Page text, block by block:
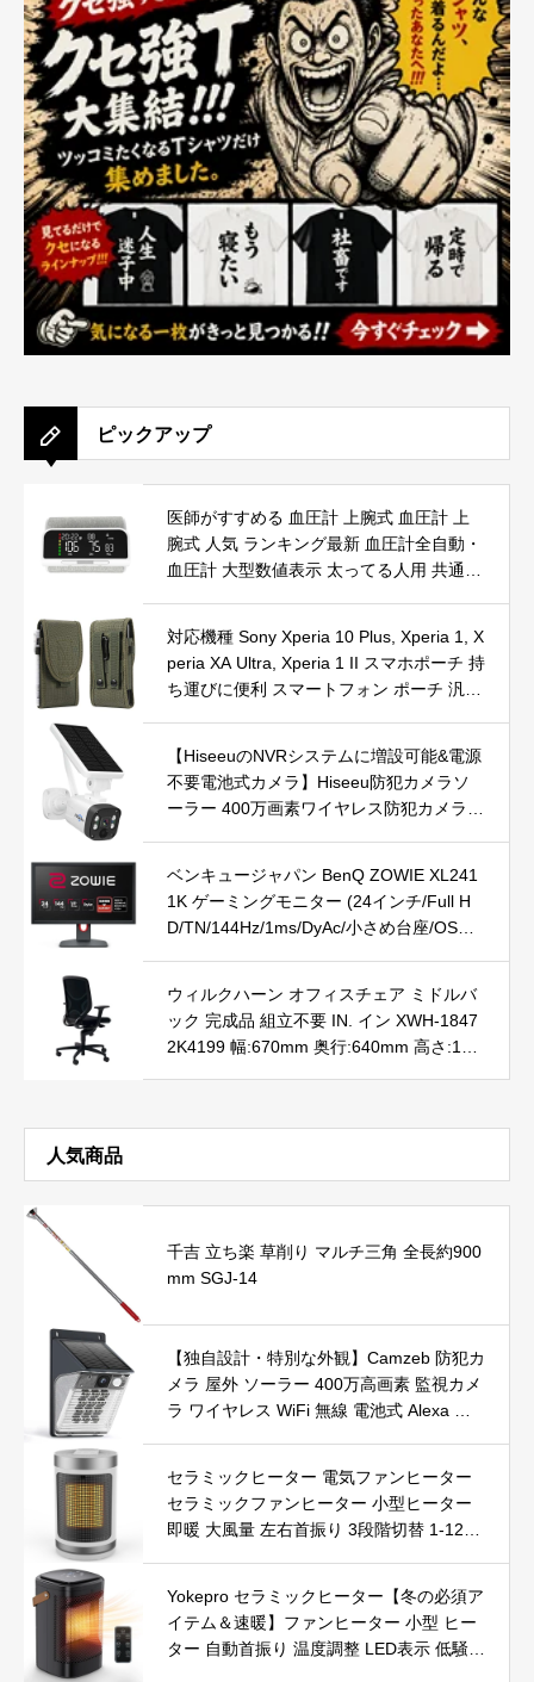
ピックアップ
医師がすすめる 血圧計 上腕式 血圧計 上
腕式 人気 ランキング最新 血圧計全自動・
血圧計 大型数値表示 太ってる人用 共通
usb充電式 血圧計全自動 親への贈り物 家
庭用測定
対応機種 Sony Xperia 10 Plus, Xperia 1, X
peria XA Ultra, Xperia 1 II スマホポーチ 持
ち運びに便利 スマートフォン ポーチ 汎用
us 対応 ウエスト 携帯バッグ
【HiseeuのNVRシステムに増設可能&電源
不要電池式カメラ】Hiseeu防犯カメラソ
ーラー 400万画素ワイヤレス防犯カメラ 1
能 8000mAhバッテリー IP66防水 アプリ
警報 動体検知 暗視 夜間カラー センサー
発光 WIFIカメラ 他社のｎｖｒには追加で
きないです、ご注意ください
ベンキュージャパン BenQ ZOWIE XL241
1K ゲーミングモニター (24インチ/Full H
D/TN/144Hz/1ms/DyAc/小さめ台座/OSD
ウィルクハーン オフィスチェア ミドルバ
ック 完成品 組立不要 IN. イン XWH-1847
2K4199 幅:670mm 奥行:640mm 高さ:100
人気商品
千吉 立ち楽 草削り マルチ三角 全長約900
mm SGJ-14
【独自設計・特別な外観】Camzeb 防犯カ
メラ 屋外 ソーラー 400万高画素 監視カメ
ラ ワイヤレス WiFi 無線 電池式 Alexa 赤
録画 IP66防水 遠隔操作
セラミックヒーター 電気ファンヒーター
セラミックファンヒーター 小型ヒーター
即暖 大風量 左右首振り 3段階切替 1-12時
SE認証済 暖房器具
Yokepro セラミックヒーター【冬の必須ア
イテム＆速暖】ファンヒーター 小型 ヒー
ター 自動首振り 温度調整 LED表示 低騒音